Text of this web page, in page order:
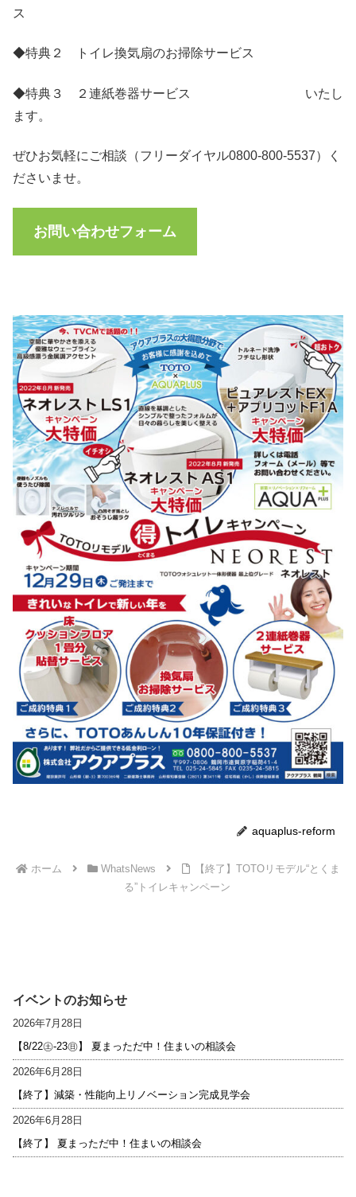
ス
◆特典２ トイレ換気扇のお掃除サービス
◆特典３ ２連紙巻器サービス いたし
ます。
ぜひお気軽にご相談（フリーダイヤル0800-800-5537）く
ださいませ。
お問い合わせフォーム
aquaplus-reform
ホーム WhatsNews
【終了】TOTOリモデル“とくま
る”トイレキャンペーン
イベントのお知らせ
2026年7月28日
【8/22㊏-23㊐】 夏まっただ中！住まいの相談会
2026年6月28日
【終了】減築・性能向上リノベーション完成見学会
2026年6月28日
【終了】 夏まっただ中！住まいの相談会